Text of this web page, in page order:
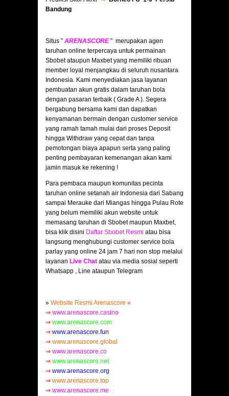
Bandung
Situs ” ARENASCORE” merupakan agen
taruhan online terpercaya untuk permainan
Sbobet ataupun Maxbet yang memiliki ribuan
member loyal menjangkau di seluruh nusantara
Indonesia. Kami menyediakan jasa layanan
pembuatan akun gratis dalam taruhan bola
dengan pasaran terbaik ( Grade A ). Segera
bergabung bersama kami dan dapatkan
kenyamanan bermain dengan customer service
yang ramah tamah mulai dari proses Deposit
hingga Withdraw yang cepat dan tanpa
pemotongan biaya apapun serta yang paling
penting pembayaran kemenangan akan kami
jamin masuk ke rekening !
Para pembaca maupun komunitas pecinta
taruhan online setanah air Indonesia dari Sabang
sampai Merauke dari Miangas hingga Pulau Rote
yang belum memiliki akun website untuk
memasang taruhan di Sbobet maupun Maxbet,
bisa klik disini Daftar Sbobet Resmi atau bisa
langsung menghubungi customer service bola
parlay yang online 24 jam 7 hari non stop melalui
layanan Live Chat atau via media sosial seperti
Whatsapp , Line ataupun Telegram
» Website Resmi Arenascore «
⇒ www.arenascore.casino
⇒ www.arenascore.com
⇒ www.arenascore.fun
⇒ www.arenascore.global
⇒ www.arenascore.co
⇒ www.arenascore.net
⇒ www.arenascore.org
⇒ www.arenascore.top
⇒ www.arenascore.me